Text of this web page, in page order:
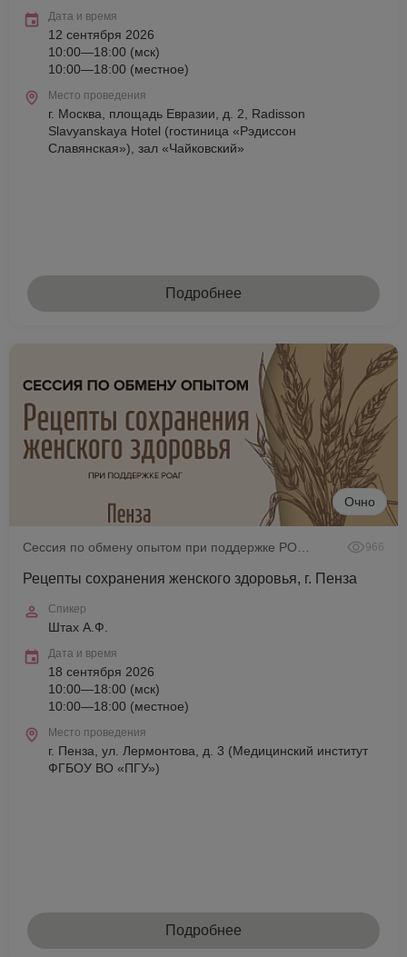
Дата и время
12 сентября 2026
10:00—18:00 (мск)
10:00—18:00 (местное)
Место проведения
г. Москва, площадь Евразии, д. 2, Radisson
Slavyanskaya Hotel (гостиница «Рэдиссон
Славянская»), зал «Чайковский»
Подробнее
Очно
966
Рецепты сохранения женского здоровья, г. Пенза
Спикер
Штах А.Ф.
Дата и время
18 сентября 2026
10:00—18:00 (мск)
10:00—18:00 (местное)
Место проведения
г. Пенза, ул. Лермонтова, д. 3 (Медицинский институт
ФГБОУ ВО «ПГУ»)
Подробнее